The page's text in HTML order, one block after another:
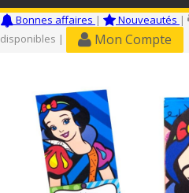
Bonnes affaires | Nouveautés |
disponibles |
Mon Compte